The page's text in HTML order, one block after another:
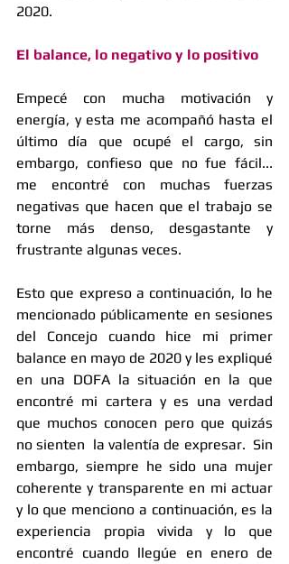
2020.
El balance, lo negativo y lo positivo
Empecé con mucha motivación y
energía, y esta me acompañó hasta el
último día que ocupé el cargo, sin
embargo, confieso que no fue fácil...
me encontré con muchas fuerzas
negativas que hacen que el trabajo se
torne más denso, desgastante y
frustrante algunas veces.
Esto que expreso a continuación, lo he
mencionado públicamente en sesiones
del Concejo cuando hice mi primer
balance en mayo de 2020 y les expliqué
en una DOFA la situación en la que
encontré mi cartera y es una verdad
que muchos conocen pero que quizás
no sienten  la valentía de expresar.  Sin
embargo, siempre he sido una mujer
coherente y transparente en mi actuar
y lo que menciono a continuación, es la
experiencia propia vivida y lo que
encontré cuando llegúe en enero de